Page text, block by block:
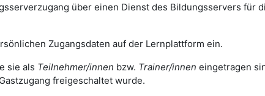
über einen Dienst des Bildungsservers für
Zugangsdaten auf der Lernplattform ein.
sie als Teilnehmer/innen bzw. Trainer/innen eingetragen
freigeschaltet wurde.